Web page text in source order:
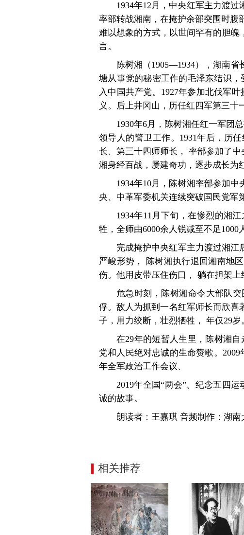
1934年12月，中央红军主力渡
率部转战湘南，在掩护余部突围时腹
难以想象的方式，以世间罕有的胆魄
言。
陈树湘（1905—1934），湖南省
塘从事党的秘密工作的毛泽东结识
入中国共产党。1927年参加北伐军
义。后上井冈山，历任红四军第三十
1930年6月，陈树湘任红一军团
领导人的警卫工作。1931年后，历
长、第三十四师师长， 率部参加了
湘身经百战，屡建奇功，逐步成长为
1934年10月，陈树湘率部参加
央、中革军委机关连续突破国民党军
1934年11月下旬，在惨烈的湘
牲，全师由6000余人锐减至不足1000
完成掩护中央红军主力渡过湘
严峻形势， 陈树湘执行退回湘南地
伤。他用皮带压住伤口， 躺在担架
危急时刻，陈树湘命令大部队
俘。敌人为抓到一名红军师长而欣
子，用力绞断，壮烈牺牲， 年仅29岁
在29年的短暂人生里，陈树湘
党和人民绝对忠诚的生命赞歌。
年全军政治工作会议、
2019年全国“两会”、纪念五四
诚的故事。
朗读者：王嘉琪 音频制作：湖
相关推荐